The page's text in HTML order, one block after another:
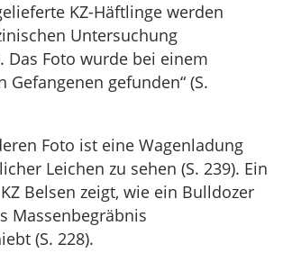
KZ-Häftlinge werden
Untersuchung
Das Foto wurde bei einem
Gefangenen gefunden“ (S.
Foto ist eine Wagenladung
Leichen zu sehen (S. 239). Ein
Belsen zeigt, wie ein Bulldozer
Massenbegräbnis
(S. 228).